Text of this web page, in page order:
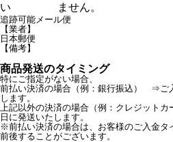
い
ません。
追跡可能メール便
【業者】
日本郵便
【備考】
商品発送のタイミング
特にご指定がない場合、
前払い決済の場合（例：銀行振込） ⇒ご
します。
上記以外の決済の場合（例：クレジット
日に発送いたします。
※前払い決済の場合は、お客様のご入金タ
前後することがございます。